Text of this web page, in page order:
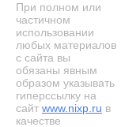
При полном или
частичном
использовании
любых материалов
с сайта вы
обязаны явным
образом указывать
гиперссылку на
сайт www.nixp.ru в
качестве